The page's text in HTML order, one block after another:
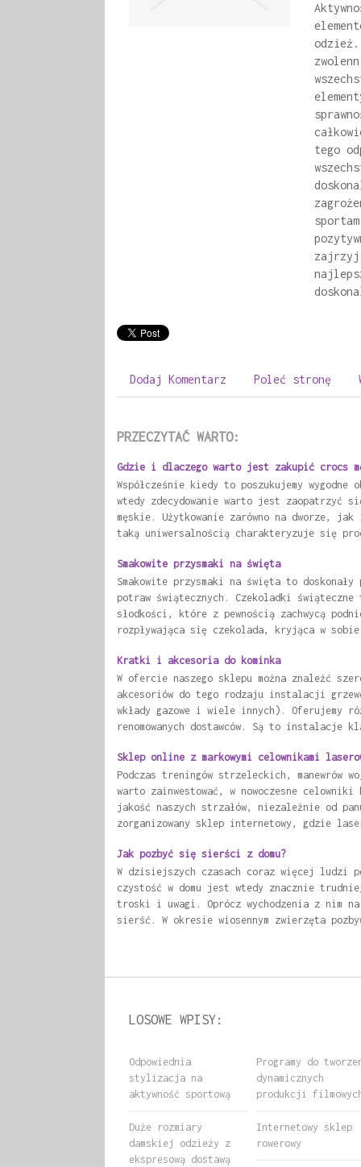
tego
zajrzyj
Dodaj Komentarz Poleć stronę
PRZECZYTAĆ WARTO:
Gdzie i dlaczego warto jest zakupić crocs
Współcześnie kiedy to poszukujemy
wtedy zdecydowanie warto jest zaopatrzyć
męskie. Użytkowanie zarówno na dworze,
taką uniwersalnością charakteryzuje się
Smakowite przysmaki na święta
Smakowite przysmaki na święta to
potraw świątecznych. Czekoladki
słodkości, które z pewnością zachwycą
rozpływająca się czekolada, kryjąca w
Kratki i akcesoria do kominka
W ofercie naszego sklepu można znaleźć
akcesoriów do tego rodzaju instalacji
wkłady gazowe i wiele innych). Oferujemy
renomowanych dostawców. Są to instalacje
Sklep online z markowymi celownikami
Podczas treningów strzeleckich, manewrów
warto zainwestować, w nowoczesne
jakość naszych strzałów, niezależnie od
zorganizowany sklep internetowy, gdzie
Jak pozbyć się sierści z domu?
W dzisiejszych czasach coraz więcej ludzi
czystość w domu jest wtedy znacznie
troski i uwagi. Oprócz wychodzenia z nim
sierść. W okresie wiosennym zwierzęta
LOSOWE WPISY:
Programy do
dynamicznych
produkcji
Odpowiednia
stylizacja na
aktywność sportową
Internetowy sklep
rowerowy
Duże rozmiary
damskiej odzieży z
ekspresową dostawą